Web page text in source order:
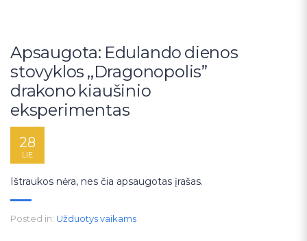
Apsaugota: Edulando dienos
stovyklos ,,Dragonopolis”
drakono kiaušinio
eksperimentas
28
LIE
Ištraukos nėra, nes čia apsaugotas įrašas.
Posted in: Užduotys vaikams